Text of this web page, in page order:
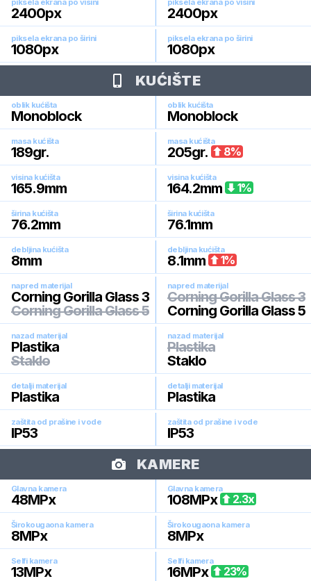
piksela ekrana po visini
2400px
piksela ekrana po visini
2400px
piksela ekrana po širini
1080px
piksela ekrana po širini
1080px
KUĆIŠTE
oblik kućišta
Monoblock
oblik kućišta
Monoblock
masa kućišta
189gr.
masa kućišta
205gr. 8%
visina kućišta
165.9mm
visina kućišta
164.2mm 1%
širina kućišta
76.2mm
širina kućišta
76.1mm
debljina kućišta
8mm
debljina kućišta
8.1mm 1%
napred materijal
Corning Gorilla Glass 3
Corning Gorilla Glass 5
napred materijal
Corning Gorilla Glass 3
Corning Gorilla Glass 5
nazad materijal
Plastika
Staklo
nazad materijal
Plastika
Staklo
detalji materijal
Plastika
detalji materijal
Plastika
zaštita od prašine i vode
IP53
zaštita od prašine i vode
IP53
KAMERE
Glavna kamera
48MPx
Glavna kamera
108MPx 2.3x
Širokougaona kamera
8MPx
Širokougaona kamera
8MPx
Selfi kamera
13MPx
Selfi kamera
16MPx 23%